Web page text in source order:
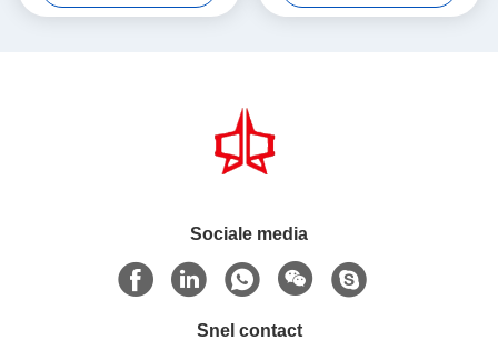
Opleveren en Pers 2x1x1m
Sociale media
Snel contact